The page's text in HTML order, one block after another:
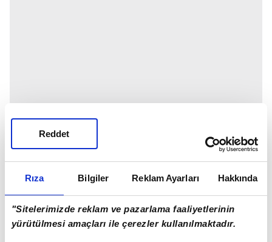
Rıza Bilgiler Reklam Ayarları Hakkında
"Sitelerimizde reklam ve pazarlama faaliyetlerinin
yürütülmesi amaçları ile çerezler kullanılmaktadır.
Reddet